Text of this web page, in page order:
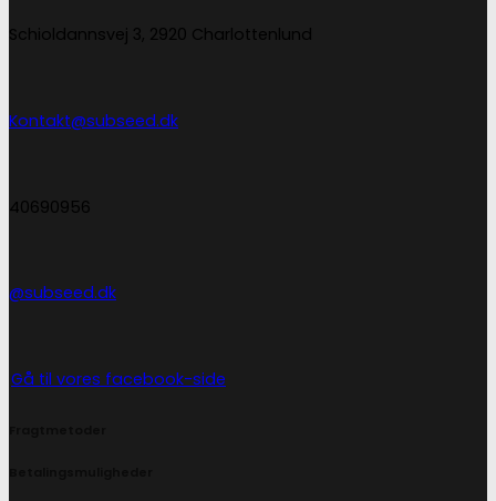
Schioldannsvej 3, 2920 Charlottenlund
Kontakt@subseed.dk
40690956
@subseed.dk
Gå til vores facebook-side